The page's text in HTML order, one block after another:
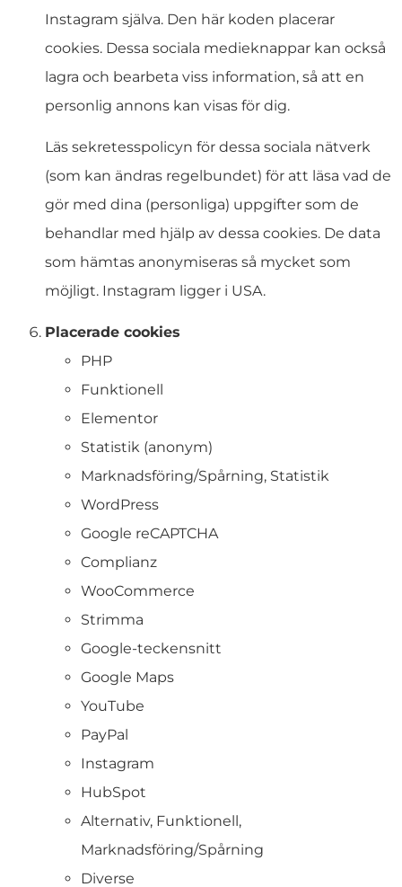
Instagram själva. Den här koden placerar
cookies. Dessa sociala medieknappar kan också
lagra och bearbeta viss information, så att en
personlig annons kan visas för dig.
Läs sekretesspolicyn för dessa sociala nätverk
(som kan ändras regelbundet) för att läsa vad de
gör med dina (personliga) uppgifter som de
behandlar med hjälp av dessa cookies. De data
som hämtas anonymiseras så mycket som
möjligt. Instagram ligger i USA.
Placerade cookies
PHP
Funktionell
Elementor
Statistik (anonym)
Marknadsföring/Spårning, Statistik
WordPress
Google reCAPTCHA
Complianz
WooCommerce
Strimma
Google-teckensnitt
Google Maps
YouTube
PayPal
Instagram
HubSpot
Alternativ, Funktionell,
Marknadsföring/Spårning
Diverse